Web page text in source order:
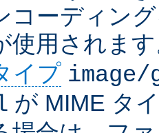
コーディン
使用されま
イプ
が MIME タ